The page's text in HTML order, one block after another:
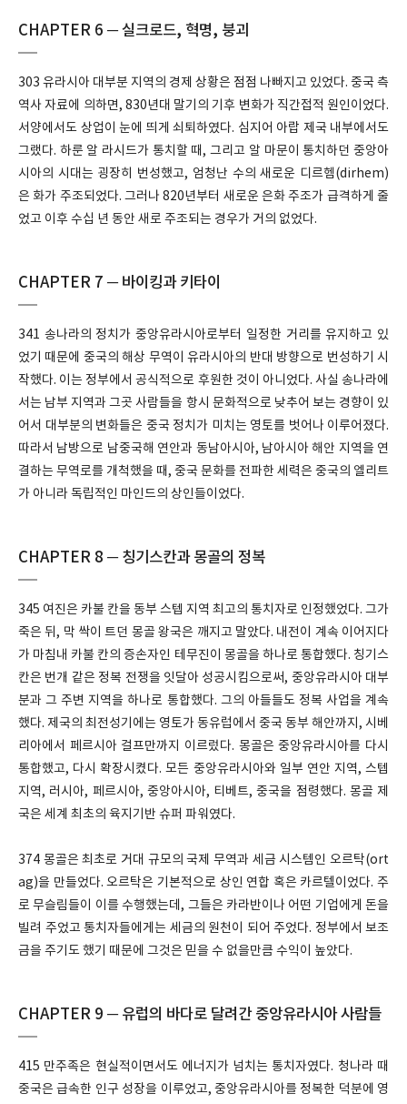
CHAPTER 6 ─ 실크로드, 혁명, 붕괴
303 유라시아 대부분 지역의 경제 상황은 점점 나빠지고 있었다. 중국 측
역사 자료에 의하면, 830년대 말기의 기후 변화가 직간접적 원인이었다.
서양에서도 상업이 눈에 띄게 쇠퇴하였다. 심지어 아랍 제국 내부에서도
그랬다. 하룬 알 라시드가 통치할 때, 그리고 알 마문이 통치하던 중앙아
시아의 시대는 굉장히 번성했고, 엄청난 수의 새로운 디르헴(dirhem)
은 화가 주조되었다. 그러나 820년부터 새로운 은화 주조가 급격하게 줄
었고 이후 수십 년 동안 새로 주조되는 경우가 거의 없었다.
CHAPTER 7 ─ 바이킹과 키타이
341 송나라의 정치가 중앙유라시아로부터 일정한 거리를 유지하고 있
었기 때문에 중국의 해상 무역이 유라시아의 반대 방향으로 번성하기 시
작했다. 이는 정부에서 공식적으로 후원한 것이 아니었다. 사실 송나라에
서는 남부 지역과 그곳 사람들을 항시 문화적으로 낮추어 보는 경향이 있
어서 대부분의 변화들은 중국 정치가 미치는 영토를 벗어나 이루어졌다.
따라서 남방으로 남중국해 연안과 동남아시아, 남아시아 해안 지역을 연
결하는 무역로를 개척했을 때, 중국 문화를 전파한 세력은 중국의 엘리트
가 아니라 독립적인 마인드의 상인들이었다.
CHAPTER 8 ─ 칭기스칸과 몽골의 정복
345 여진은 카불 칸을 동부 스텝 지역 최고의 통치자로 인정했었다. 그가
죽은 뒤, 막 싹이 트던 몽골 왕국은 깨지고 말았다. 내전이 계속 이어지다
가 마침내 카불 칸의 증손자인 테무진이 몽골을 하나로 통합했다. 칭기스
칸은 번개 같은 정복 전쟁을 잇달아 성공시킴으로써, 중앙유라시아 대부
분과 그 주변 지역을 하나로 통합했다. 그의 아들들도 정복 사업을 계속
했다. 제국의 최전성기에는 영토가 동유럽에서 중국 동부 해안까지, 시베
리아에서 페르시아 걸프만까지 이르렀다. 몽골은 중앙유라시아를 다시
통합했고, 다시 확장시켰다. 모든 중앙유라시아와 일부 연안 지역, 스텝
지역, 러시아, 페르시아, 중앙아시아, 티베트, 중국을 점령했다. 몽골 제
국은 세계 최초의 육지기반 슈퍼 파워였다.
374 몽골은 최초로 거대 규모의 국제 무역과 세금 시스템인 오르탁(ort
ag)을 만들었다. 오르탁은 기본적으로 상인 연합 혹은 카르텔이었다. 주
로 무슬림들이 이를 수행했는데, 그들은 카라반이나 어떤 기업에게 돈을
빌려 주었고 통치자들에게는 세금의 원천이 되어 주었다. 정부에서 보조
금을 주기도 했기 때문에 그것은 믿을 수 없을만큼 수익이 높았다.
CHAPTER 9 ─ 유럽의 바다로 달려간 중앙유라시아 사람들
415 만주족은 현실적이면서도 에너지가 넘치는 통치자였다. 청나라 때
중국은 급속한 인구 성장을 이루었고, 중앙유라시아를 정복한 덕분에 영